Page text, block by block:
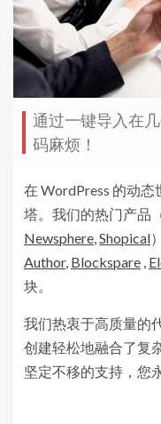
通过一键导入在
码麻烦！
在 WordPress 的动
塔。我们的热门产品
Newsphere Shopical
Author, Blockspare
块。
我们热衷于高质量的
创建轻松地融合了复
坚定不移的支持，您